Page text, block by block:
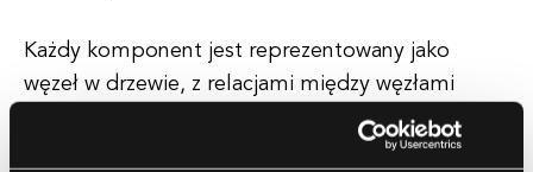
Każdy komponent jest reprezentowany jako
węzeł w drzewie, z relacjami między węzłami
definiowanymi przez składnię języka
programowania. AST są powszechnie używane w